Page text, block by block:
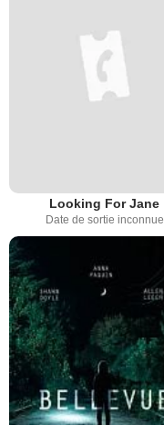
Looking For Jane
Date de sortie inconnue